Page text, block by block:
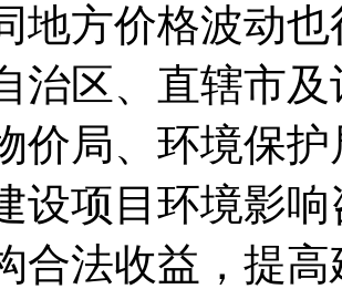
地方价格波动也
治区、直辖市
价局、环境保护
设项目环境影
合法收益，提